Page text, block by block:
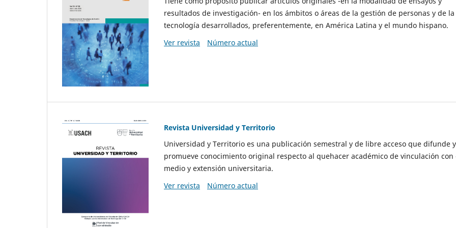
resultados de investigación- en los ámbitos o áreas de la gestión de personas y de la
tecnología desarrollados, preferentemente, en América Latina y el mundo hispano.
Ver revista
Número actual
Revista Universidad y Territorio
Universidad y Territorio es una publicación semestral y de libre acceso que difunde y
promueve conocimiento original respecto al quehacer académico de vinculación con
medio y extensión universitaria.
Ver revista
Número actual